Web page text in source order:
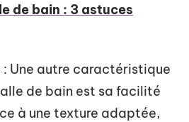
de bain : 3 astuces
: Une autre caractéristique
de bain est sa facilité
à une texture adaptée,